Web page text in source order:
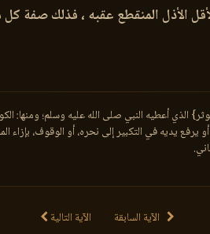
الأذل المنقطع عقبه ، فذلك صفة
أعطيه النبي صلى الله عليه وسلم؛ ومنها:
يديه في التكبير إلى نحره، أو الوقوف، بإزاء
الآية السابقة الآية التالية